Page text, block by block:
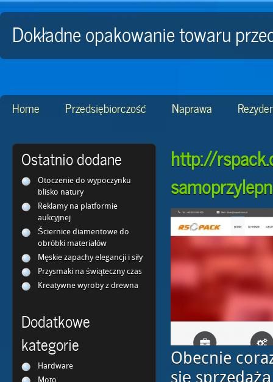
Dokładne opakowanie towaru
Home Przedsiębiorczość Naprawa
Ostatnio dodane
Otoczenie do wypoczynku
blisko natury
Reklamy na platformie
aukcyjnej
Ściernice diamentowe do
obróbki materiałów
Męskie zapachy elegancji i siły
Przysmaki na świąteczny czas
Kreatywne wyroby z drewna
Dodatkowe
kategorie
Hardware
http://
Obecnie